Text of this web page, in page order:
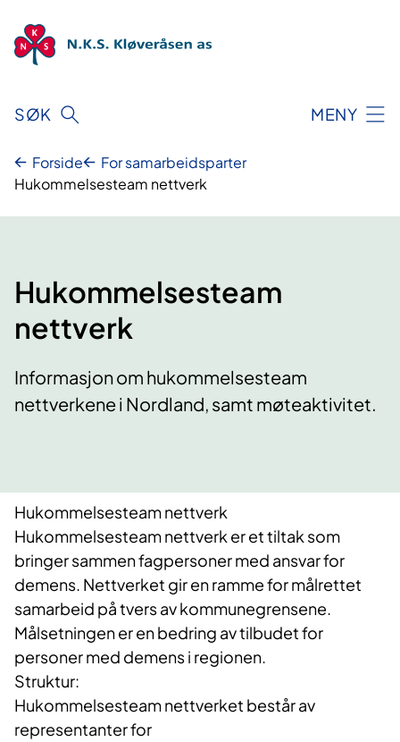
innhold
SØK MENY
Forside
For samarbeidsparter
Hukommelsesteam nettverk
Hukommelsesteam
nettverk
Informasjon om hukommelsesteam
nettverkene i Nordland, samt møteaktivitet.
Hukommelsesteam nettverk
Hukommelsesteam nettverk er et tiltak som
bringer sammen fagpersoner med ansvar for
demens. Nettverket gir en ramme for målrettet
samarbeid på tvers av kommunegrensene.
Målsetningen er en bedring av tilbudet for
personer med demens i regionen.
Struktur:
Hukommelsesteam nettverket består av
representanter for